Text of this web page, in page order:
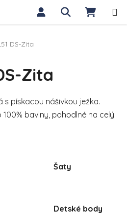
Hľadať
DS-Zita
Zita
pískacou nášivkou ježka.
bavlny, pohodlné na celý
Šaty
Detské body